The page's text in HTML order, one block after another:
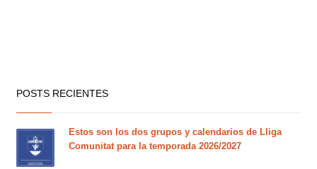
POSTS RECIENTES
Estos son los dos grupos y calendarios de Lliga
Comunitat para la temporada 2026/2027